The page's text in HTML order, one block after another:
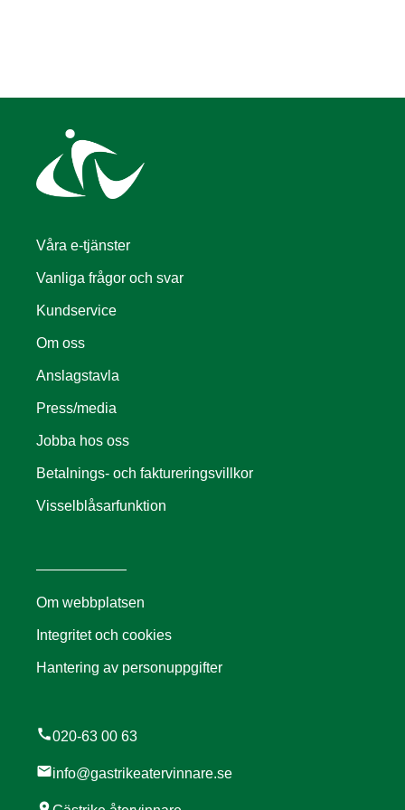
Våra e-tjänster
Vanliga frågor och svar
Kundservice
Om oss
Anslagstavla
Press/media
Jobba hos oss
Betalnings- och faktureringsvillkor
Visselblåsarfunktion
Om webbplatsen
Integritet och cookies
Hantering av personuppgifter
call020-63 00 63
mailinfo@gastrikeatervinnare.se